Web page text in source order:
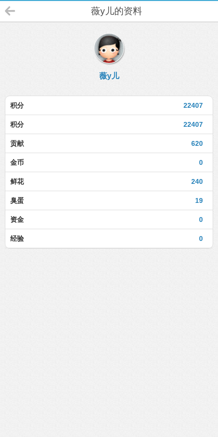
薇y儿的资料
薇y儿
22407
积分
22407
积分
620
贡献
0
金币
240
鲜花
19
臭蛋
0
资金
0
经验